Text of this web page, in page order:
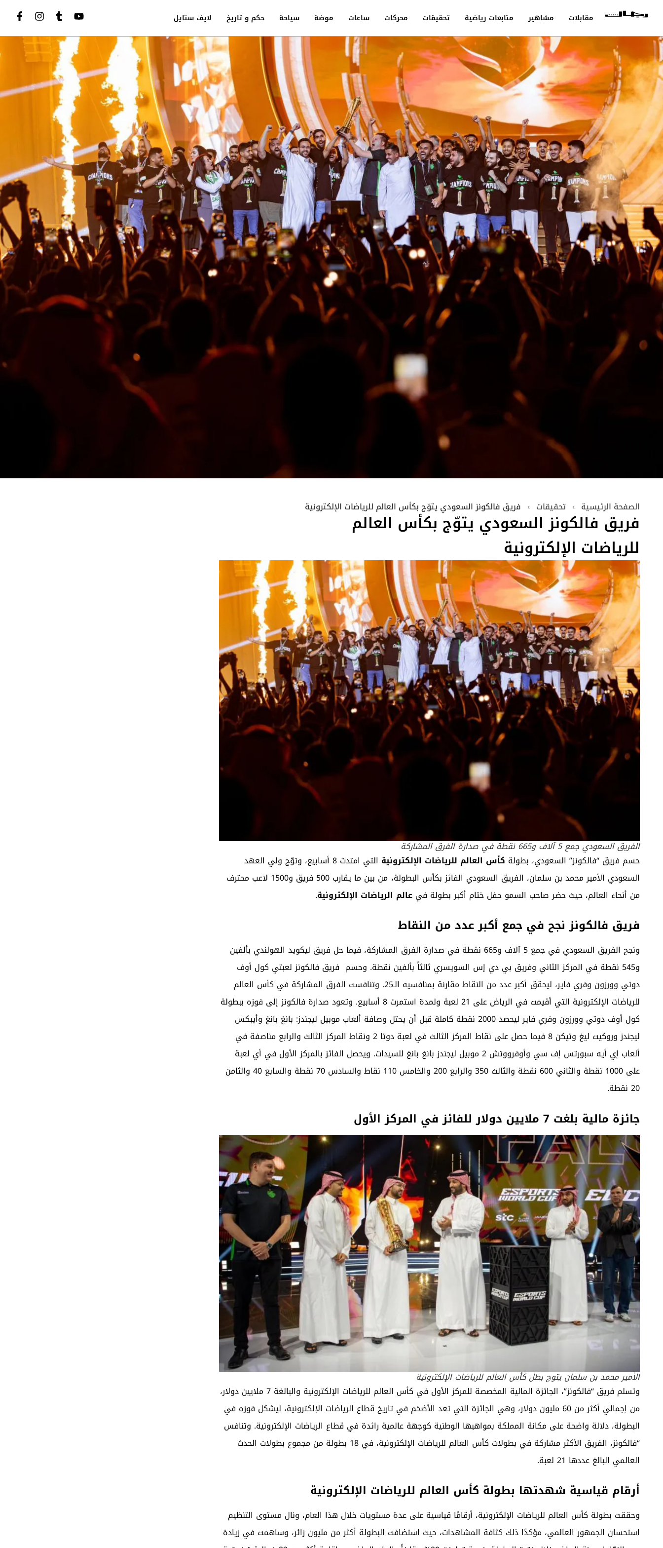
لايف ستايل حكم و تاريخ سياحة موضة ساعات محركات تحقيقات متابعات رياضية مشاهير مقابلات
الصفحة الرئيسية › تحقيقات › فريق فالكونز السعودي يتوّج بكأس العالم للرياضات الإلكترونية
فريق فالكونز السعودي يتوّج بكأس العالم
للرياضات الإلكترونية
الفريق السعودي جمع 5 آلاف و665 نقطة في صدارة الفرق المشاركة
حسم فريق “فالكونز” السعودي، بطولة كأس العالم للرياضات الإلكترونية
التي امتدت 8 أسابيع، وتوّج ولي العهد
السعودي الأمير محمد بن سلمان، الفريق السعودي الفائز بكأس البطولة،
من بين ما يقارب 500 فريق و1500 لاعب محترف
من أنحاء العالم، حيث حضر صاحب السمو حفل ختام أكبر بطولة في عالم الرياضات الإلكترونية.
فريق فالكونز نجح في جمع أكبر عدد من النقاط
ونجح الفريق السعودي في جمع 5 آلاف و665 نقطة في صدارة الفرق المشاركة، فيما حل فريق ليكويد الهولندي بألفين
و545 نقطة في المركز الثاني وفريق بي دي إس السويسري ثالثاً بألفين نقطة. وحسم فريق فالكونز لعبتي كول أوف
دوتي وورزون وفري فاير، ليحقق
أكبر عدد من النقاط مقارنة بمنافسيه الـ25. وتنافست الفرق المشاركة في كأس العالم
للرياضات الإلكترونية التي أقيمت في الرياض على 21 لعبة ولمدة استمرت 8 أسابيع. وتعود صدارة فالكونز إلى فوزه ببطولة
كول أوف دوتي وورزون وفري فاير ليحصد 2000 نقطة كاملة قبل أن يحتل وصافة ألعاب موبيل ليجندز: بانغ بانغ وأيبكس
ليجندز وروكيت ليغ وتيكن 8 فيما حصل على نقاط المركز الثالث في لعبة دوتا 2 ونقاط المركز الثالث والرابع مناصفة في
ألعاب إي أيه سبورتس إف سي وأوفرووتش 2 موبيل ليجندز بانغ بانغ للسيدات. ويحصل الفائز بالمركز الأول في أي لعبة
على 1000 نقطة والثاني 600 نقطة والثالث 350 والرابع 200 والخامس 110 نقاط والسادس 70 نقطة والسابع 40 والثامن
20 نقطة.
جائزة مالية بلغت 7 ملايين دولار للفائز في المركز الأول
الأمير محمد بن سلمان يتوج بطل كأس العالم للرياضات الإلكترونية
وتسلم فريق “فالكونز”، الجائزة المالية المخصصة للمركز الأول في كأس العالم للرياضات الإلكترونية والبالغة 7 ملايين دولار،
من إجمالي أكثر من 60 مليون دولار، وهي الجائزة التي تعد الأضخم في تاريخ قطاع الرياضات الإلكترونية، ليشكل فوزه في
البطولة، دلالة واضحة على مكانة المملكة بمواهبها الوطنية كوجهة عالمية رائدة في قطاع الرياضات الإلكترونية. وتنافس
“فالكونز، الفريق الأكثر مشاركة في بطولات كأس العالم للرياضات الإلكترونية، في 18 بطولة من مجموع بطولات الحدث
العالمي البالغ عددها 21 لعبة.
أرقام قياسية شهدتها بطولة كأس العالم للرياضات الإلكترونية
وحققت بطولة كأس العالم للرياضات الإلكترونية، أرقامًا قياسية على عدة مستويات خلال هذا العام، ونال مستوى التنظيم
استحسان الجمهور العالمي، مؤكدًا ذلك كثافة المشاهدات، حيث استضافت البطولة أكثر من مليون زائر، وساهمت في زيادة